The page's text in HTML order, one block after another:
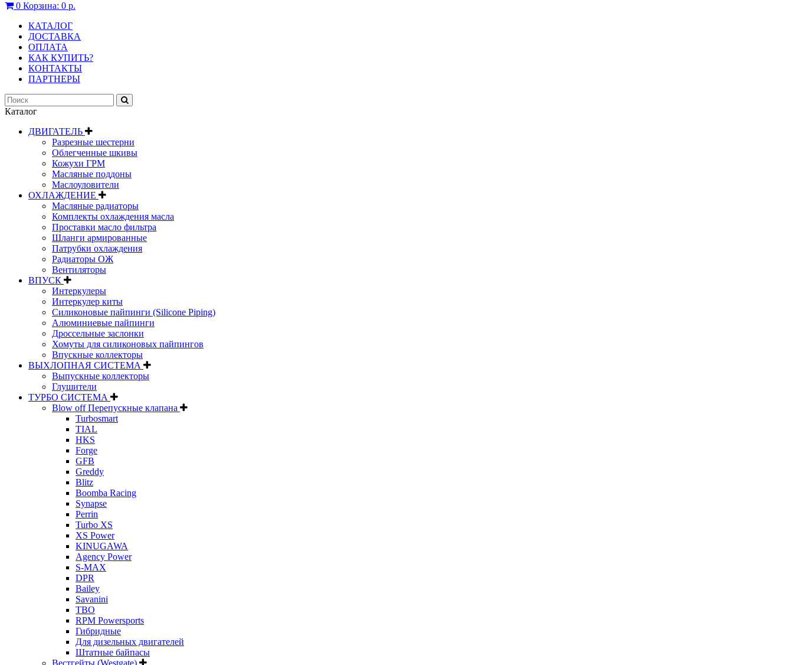
0 Корзина: 0 р.
КАТАЛОГ
ДОСТАВКА
ОПЛАТА
КАК КУПИТЬ?
КОНТАКТЫ
ПАРТНЕРЫ
Каталог
ДВИГАТЕЛЬ
Разрезные шестерни
Облегченные шкивы
Кожухи ГРМ
Масляные поддоны
Маслоуловители
ОХЛАЖДЕНИЕ
Масляные радиаторы
Комплекты охлаждения масла
Проставки масло фильтра
Шланги армированные
Патрубки охлаждения
Радиаторы ОЖ
Вентиляторы
ВПУСК
Интеркулеры
Интеркулер киты
Силиконовые пайпинги (Silicone Piping)
Алюминиевые пайпинги
Дроссельные заслонки
Хомуты для силиконовых пайпингов
Впускные коллекторы
ВЫХЛОПНАЯ СИСТЕМА
Выпускные коллекторы
Глушители
ТУРБО СИСТЕМА
Blow off Перепускные клапана
Turbosmart
TIAL
HKS
Forge
GFB
Greddy
Blitz
Boomba Racing
Synapse
Perrin
Turbo XS
XS Power
KINUGAWA
Agency Power
S-MAX
DPR
Bailey
Savanini
TBO
RPM Powersports
Гибридные
Для дизельных двигателей
Штатные байпасы
Вестгейты (Westgate)